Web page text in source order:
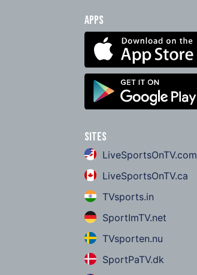
Apps
Sites
LiveSportsOnTV.com
LiveSportsOnTV.ca
TVsports.in
SportImTV.net
TVsporten.nu
SportPaTV.dk